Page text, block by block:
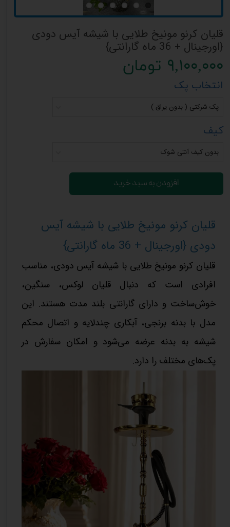
قلیان کرنو مونیخ طلایی با شیشه آیس دودی
{اورجینال + 36 ماه گارانتی}
۹,۱۰۰,۰۰۰ تومان
انتخاب پک
پک شرکتی ( بدون یراق )
کیف
بدون کیف آنتی شوک
افزودن به سبد خرید
قلیان کرنو مونیخ طلایی با شیشه آیس
دودی {اورجینال + 36 ماه گارانتی}
قلیان کرنو مونیخ طلایی با شیشه آیس دودی، مناسب
افرادی است که دنبال قلیان لوکس، سنگین،
خوش‌ساخت و دارای گارانتی بلند مدت هستند. این
مدل با بدنه برنجی، آبکاری چندلایه و اتصال محکم
شیشه به بدنه عرضه می‌شود و امکان سفارش در
پک‌های مختلف را دارد.